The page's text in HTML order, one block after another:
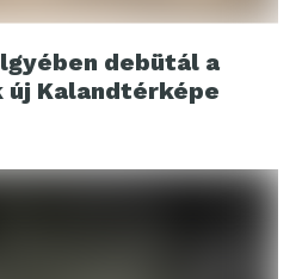
debütál a
Kalandtérképe